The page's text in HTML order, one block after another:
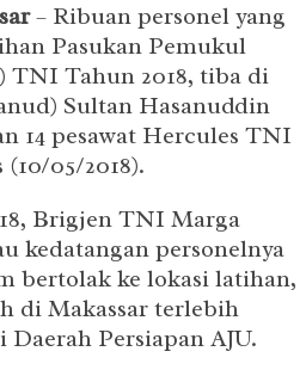
– Ribuan personel yang
Pasukan Pemukul
TNI Tahun 2018, tiba di
Sultan Hasanuddin
14 pesawat Hercules TNI
05/2018).
Brigjen TNI Marga
kedatangan personelnya
bertolak ke lokasi latihan,
di Makassar terlebih
Persiapan AJU.